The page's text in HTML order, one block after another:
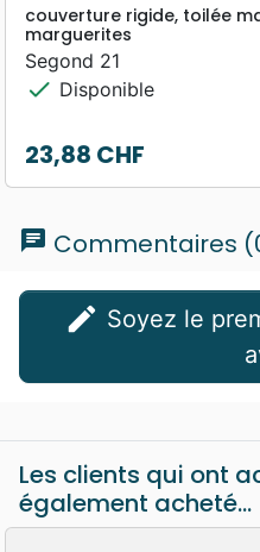
couverture rigide, toilée
marguerites
Segond 21
check Disponible
Prix
23,88 CHF
chat Commentaires
edit
Les clients qui ont
également acheté...